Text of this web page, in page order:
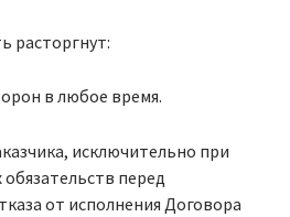
расторгнут:
в любое время.
исключительно при
перед
от исполнения Договора